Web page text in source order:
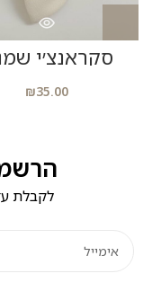
סקראנצ׳י
₪35.00
לקבלת